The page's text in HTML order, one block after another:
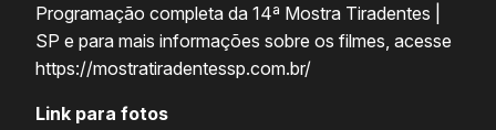
Programação completa da 14ª Mostra Tiradentes |
SP e para mais informações sobre os filmes, acesse
https://mostratiradentessp.com.br/
Link para fotos